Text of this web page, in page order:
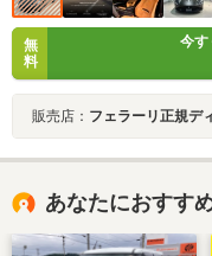
無
料
今す
販売店： フェラーリ正規ディーラ
あなたにおすす